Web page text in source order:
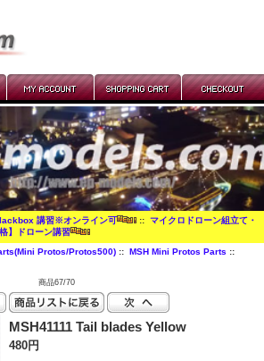
講習※オンライン可 ::マイクロドローン組立て・
】ドローン講習
Protos/Protos500) ::MSH Mini Protos Parts ::
商品67/70
MSH41111 Tail blades Yellow
480円